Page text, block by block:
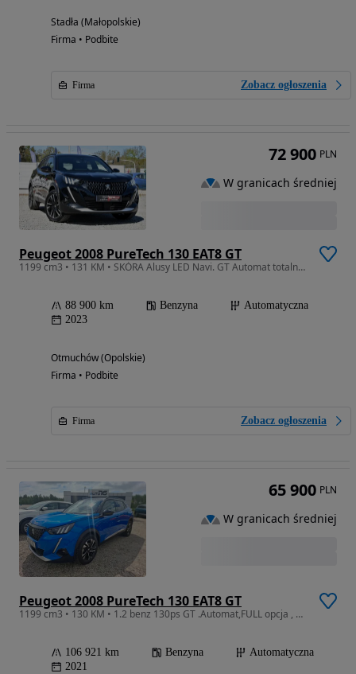
Stadła (Małopolskie)
Firma • Podbite
Firma Zobacz ogłoszenia
Peugeot 2008 PureTech 130 EAT8 GT
1199 cm3 • 131 KM • SKÓRA Alusy LED Navi. GT Automat totalny FULL
88 900 km Benzyna
Automatyczna
2023
Otmuchów (Opolskie)
Firma • Podbite
Firma Zobacz ogłoszenia
72 900 PLN
W granicach średniej
Peugeot 2008 PureTech 130 EAT8 GT
1199 cm3 • 130 KM • 1.2 benz 130ps GT .Automat,FULL opcja , 1-wł.bezwyp.SUPER STAN
106 921 km Benzyna
Automatyczna
2021
65 900 PLN
W granicach średniej